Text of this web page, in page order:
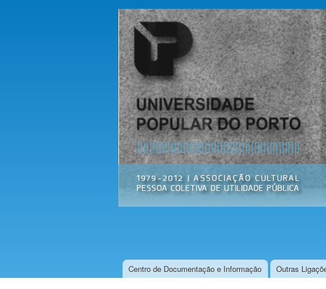
Universidade
Popular do
Porto
Associação
Cultural
Menu principal
Centro de Documentação e Informação Outras